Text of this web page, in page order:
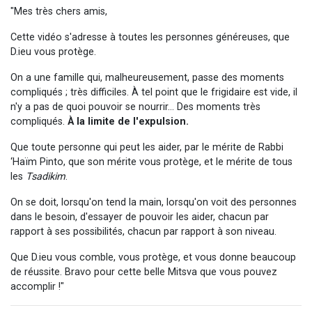
"Mes très chers amis,
Cette vidéo s'adresse à toutes les personnes généreuses, que
D.ieu vous protège.
On a une famille qui, malheureusement, passe des moments
compliqués ; très difficiles. À tel point que le frigidaire est vide, il
n'y a pas de quoi pouvoir se nourrir… Des moments très
compliqués. À la limite de l'expulsion.
Que toute personne qui peut les aider, par le mérite de Rabbi
‘Haïm Pinto, que son mérite vous protège, et le mérite de tous
les Tsadikim.
On se doit, lorsqu'on tend la main, lorsqu'on voit des personnes
dans le besoin, d'essayer de pouvoir les aider, chacun par
rapport à ses possibilités, chacun par rapport à son niveau.
Que D.ieu vous comble, vous protège, et vous donne beaucoup
de réussite. Bravo pour cette belle Mitsva que vous pouvez
accomplir !"